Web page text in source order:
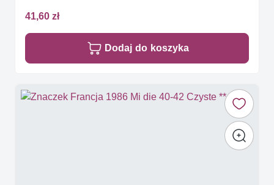
41,60 zł
Dodaj do koszyka